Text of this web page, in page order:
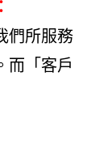
們所服務
而「客戶